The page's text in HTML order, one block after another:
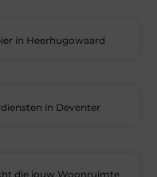
in Heerhugowaard
in Deventer
die jouw Woonruimte